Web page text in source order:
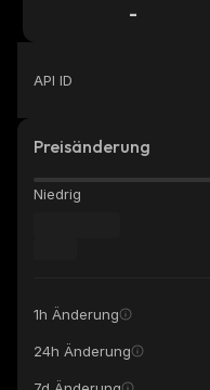
-
API ID
Preisänderung
Niedrig
1h Änderung
24h Änderung